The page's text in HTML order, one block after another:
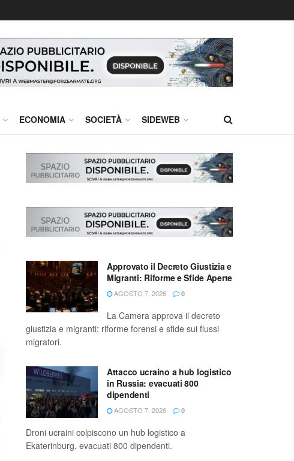
ECONOMIA SOCIETÀ SIDEWEB
Approvato il Decreto Giustizia e
Migranti: Riforme e Sfide Aperte
AGOSTO 7, 2026 0
La Camera approva il decreto
giustizia e migranti: riforme forensi e sfide sui flussi
migratori.
Attacco ucraino a hub logistico
in Russia: evacuati 800
dipendenti
AGOSTO 7, 2026 0
Droni ucraini colpiscono un hub logistico a
Ekaterinburg, evacuati 800 dipendenti.